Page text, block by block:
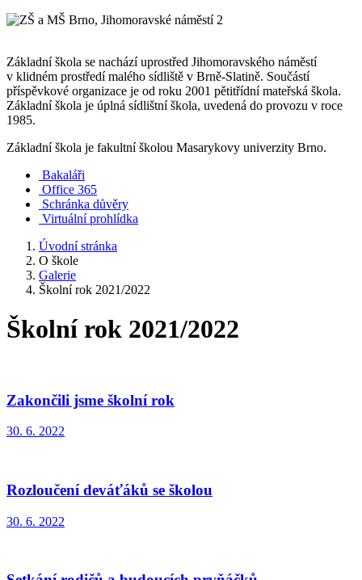
Základní škola se nachází uprostřed Jihomoravského náměstí
v klidném prostředí malého sídliště v Brně-Slatině. Součástí
příspěvkové organizace je od roku 2001 pětitřídní mateřská škola.
Základní škola je úplná sídlištní škola, uvedená do provozu v roce
1985.
Základní škola je fakultní školou Masarykovy univerzity Brno.
Bakaláři
Office 365
Schránka důvěry
Virtuální prohlídka
Úvodní stránka
O škole
Galerie
Školní rok 2021/2022
Školní rok 2021/2022
Zakončili jsme školní rok
30. 6. 2022
Rozloučení deváťáků se školou
30. 6. 2022